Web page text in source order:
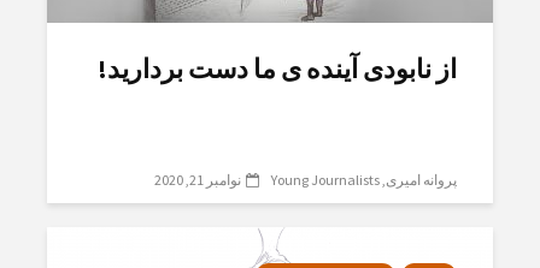
از نابودی آیندە ی ما دست بردارید!
پروانه امیری Young Journalists نوامبر 21, 2020